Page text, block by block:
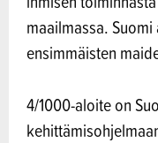
maailmassa.
ensimmäisten
4/1000-aloite on